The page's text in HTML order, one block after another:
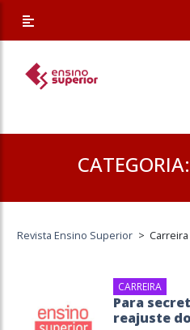
CATEGORIA:
Revista Ensino Superior > Carreira
CARREIRA
Para
reajuste